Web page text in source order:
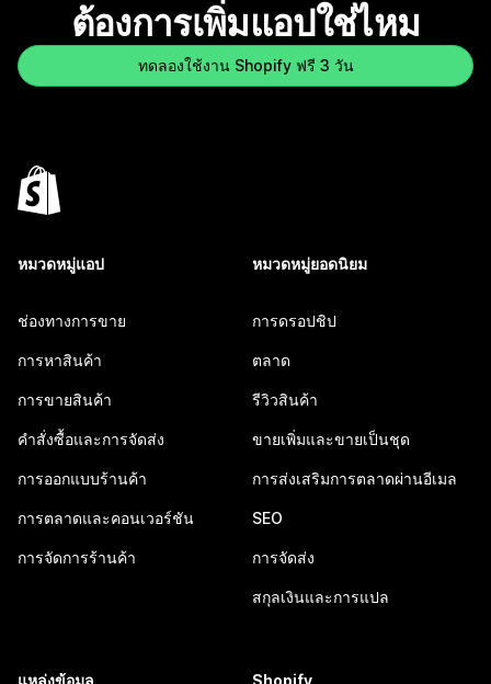
ต้องการเพิ่มแอปใช่ไหม
ทดลองใช้งาน Shopify ฟรี 3 วัน
หมวดหมู่แอป
ช่องทางการขาย
การหาสินค้า
การขายสินค้า
คำสั่งซื้อและการจัดส่ง
การออกแบบร้านค้า
การตลาดและคอนเวอร์ชัน
การจัดการร้านค้า
หมวดหมู่ยอดนิยม
การดรอปชิป
ตลาด
รีวิวสินค้า
ขายเพิ่มและขายเป็นชุด
การส่งเสริมการตลาดผ่านอีเมล
SEO
การจัดส่ง
สกุลเงินและการแปล